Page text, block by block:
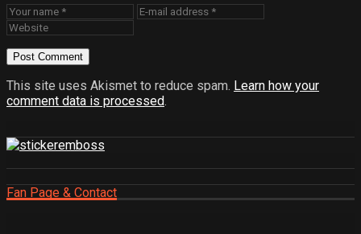
This site uses Akismet to reduce spam. Learn how your
comment data is processed.
Fan Page & Contact